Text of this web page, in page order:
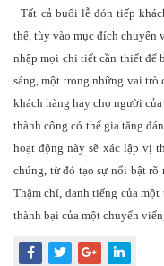
Tất cả buổi lễ đón tiếp
thể, tùy vào mục đích chuyến
nhập mọi chi tiết cần thiết để
sáng, một trong những vai trò
khách hàng hay cho người
thành công có thể gia tăng
hoạt động này sẽ xác lập vị
chúng, từ đó tạo sự nổi bật rõ
Thậm chí, danh tiếng của
thành bại của một chuyến